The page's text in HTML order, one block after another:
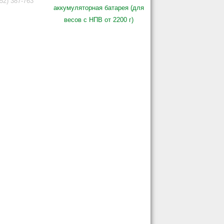
аккумуляторная батарея (для
весов с НПВ от 2200 г)